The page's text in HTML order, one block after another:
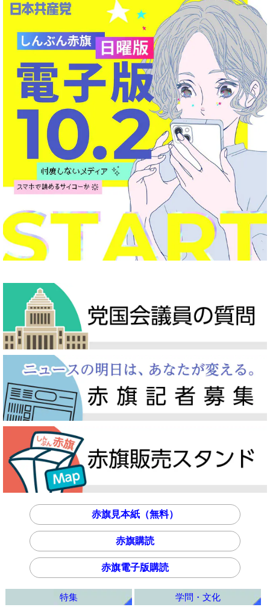
赤旗見本紙（無料）
赤旗購読
赤旗電子版購読
特集
学問・文化